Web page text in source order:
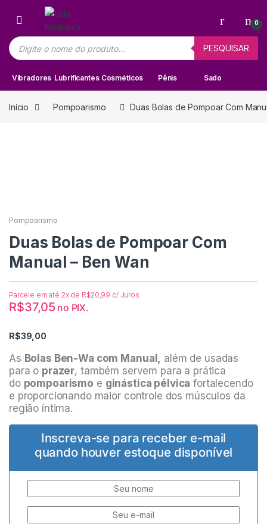
Skip to navigation
Skip to content
0
Pesquisar produtos
PESQUISAR
Vibradores Lubrificantes Cosméticos Pênis Sado
Início Pompoarismo Duas Bolas de Pompoar Com
Pompoarismo
Duas Bolas de Pompoar Com
Manual – Ben Wan
Parcele em até 2x de R$20,99 c/ Juros
R$37,05 no PIX.
R$39,00
As Bolas Ben-Wa com Manual, além de usadas
para o prazer, também servem para a prática
do pompoarismo e ginástica pélvica fortalecendo
e proporcionando maior controle dos músculos da
região íntima.
Inscreva-se para receber e-mail
quando houver estoque disponível